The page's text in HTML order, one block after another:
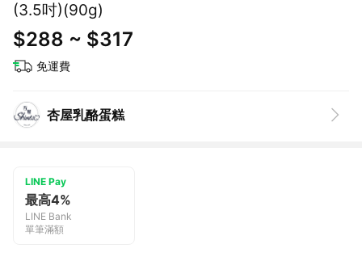
(3.5吋)(90g)
$288 ~ $317
免運費
杏屋乳酪蛋糕
LINE Pay
最高4%
LINE Bank
單筆滿額